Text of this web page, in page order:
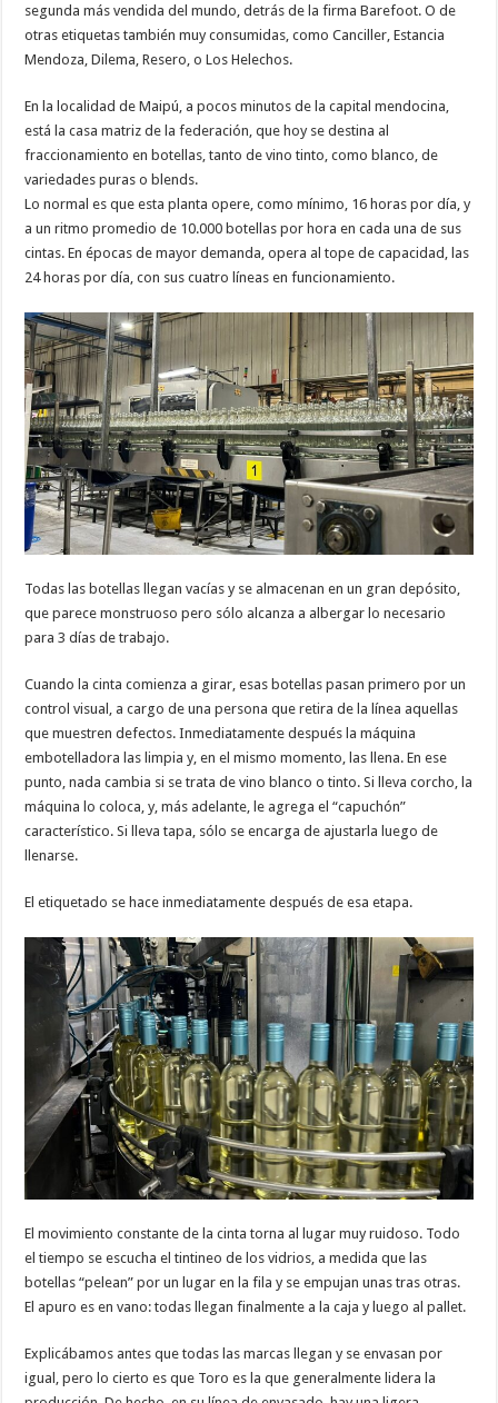
segunda más vendida del mundo, detrás de la firma Barefoot. O de
otras etiquetas también muy consumidas, como Canciller, Estancia
Mendoza, Dilema, Resero, o Los Helechos.
En la localidad de Maipú, a pocos minutos de la capital mendocina,
está la casa matriz de la federación, que hoy se destina al
fraccionamiento en botellas, tanto de vino tinto, como blanco, de
variedades puras o blends.
Lo normal es que esta planta opere, como mínimo, 16 horas por día, y
a un ritmo promedio de 10.000 botellas por hora en cada una de sus
cintas. En épocas de mayor demanda, opera al tope de capacidad, las
24 horas por día, con sus cuatro líneas en funcionamiento.
Todas las botellas llegan vacías y se almacenan en un gran depósito,
que parece monstruoso pero sólo alcanza a albergar lo necesario
para 3 días de trabajo.
Cuando la cinta comienza a girar, esas botellas pasan primero por un
control visual, a cargo de una persona que retira de la línea aquellas
que muestren defectos. Inmediatamente después la máquina
embotelladora las limpia y, en el mismo momento, las llena. En ese
punto, nada cambia si se trata de vino blanco o tinto. Si lleva corcho, la
máquina lo coloca, y, más adelante, le agrega el “capuchón”
característico. Si lleva tapa, sólo se encarga de ajustarla luego de
llenarse.
El etiquetado se hace inmediatamente después de esa etapa.
El movimiento constante de la cinta torna al lugar muy ruidoso. Todo
el tiempo se escucha el tintineo de los vidrios, a medida que las
botellas “pelean” por un lugar en la fila y se empujan unas tras otras.
El apuro es en vano: todas llegan finalmente a la caja y luego al pallet.
Explicábamos antes que todas las marcas llegan y se envasan por
igual, pero lo cierto es que Toro es la que generalmente lidera la